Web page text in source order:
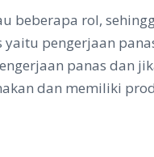
beberapa rol,
pengerjaan
panas dan
dan memiliki